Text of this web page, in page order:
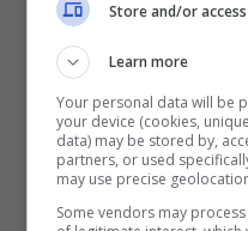
a quelli color block
vintage. Li abbini
midi in pelle e
con jeans o
più? opta per
Store and/or
Learn more
Your personal data will be
your device (cookies,
data) may be stored by,
partners, or used
may use precise
Some vendors may